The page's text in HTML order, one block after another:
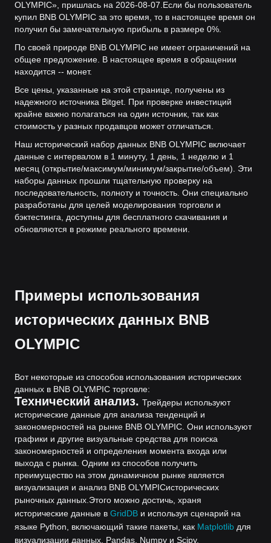
OLYMPIC», пришлась на 2026-08-07. Если бы пользователь
купил BNB OLYMPIC за это время, то в настоящее время он
получил бы замечательную прибыль в размере 0%.
По своей природе BNB OLYMPIC не имеет ограничений на
общее предложение. В настоящее время в обращении
находится -- монет.
Все цены, указанные на этой странице, получены из
надежного источника Bitget. При проверке инвестиций
крайне важно полагаться на один источник, так как
стоимость у разных продавцов может отличаться.
Наш исторический набор данных BNB OLYMPIC включает
данные с интервалом в 1 минуту, 1 день, 1 неделю и 1
месяц (открытие/максимум/минимум/закрытие/объем). Эти
наборы данных прошли тщательную проверку на
последовательность, полноту и точность. Они специально
разработаны для целей моделирования торговли и
бэктестинга, доступны для бесплатного скачивания и
обновляются в режиме реального времени.
Примеры использования
исторических данных BNB
OLYMPIC
Вот некоторые из способов использования исторических
данных в BNB OLYMPIC торговле:
Технический анализ. Трейдеры используют
исторические данные для анализа тенденций и
закономерностей на рынке BNB OLYMPIC. Они используют
графики и другие визуальные средства для поиска
закономерностей и определения момента входа или
выхода с рынка. Одним из способов получить
преимущество на этом динамичном рынке является
визуализация и анализ BNB OLYMPICисторических
рыночных данных. Этого можно достичь, храня
исторические данные в GridDB и используя сценарий на
языке Python, включающий такие пакеты, как Matplotlib для
визуализации данных, Pandas, Numpy и Scipy.